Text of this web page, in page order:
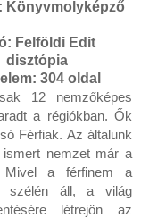
Könyvmolyképző
Felföldi Edit
disztópia
304 oldal
12 nemzőképes
a régiókban. Ők
Férfiak. Az általunk
ismert nemzet már a
Mivel a férfinem a
szélén áll, a világ
létrejön az